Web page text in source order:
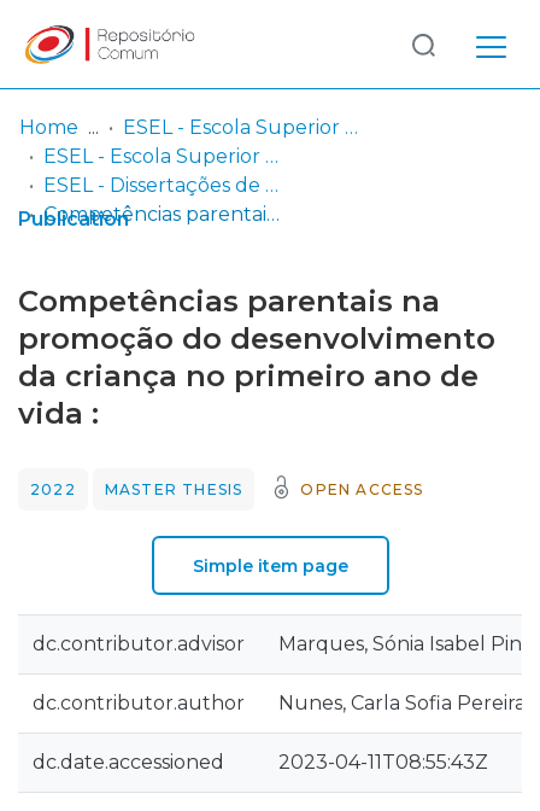
Communities
& Collections
Statistics
Log
In
(current)
Home
ESEL - Escola Superior de Enfermagem de Lisboa
ESEL - Escola Superior de Enfermagem de Lisboa
ESEL - Dissertações de Mestrado
Competências parentais na promoção do desenvolvimento da criança no primeiro ano de vida :
Publication
Competências parentais na
promoção do desenvolvimento
da criança no primeiro ano de
vida :
2022 MASTER THESIS OPEN ACCESS
Simple item page
dc.contributor.advisor Marques, Sónia Isabel
dc.contributor.author Nunes, Carla Sofia Pereira
dc.date.accessioned 2023-04-11T08:55:43Z